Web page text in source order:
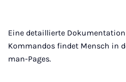
Eine detaillierte
Kommandos findet Mensch in
man-Pages.